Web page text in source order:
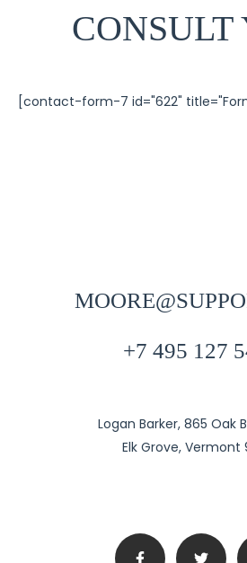
CONSULT
[contact-form-7 id="622"
+7 495 127
Logan Barker, 865 Oak
Elk Grove, Vermont